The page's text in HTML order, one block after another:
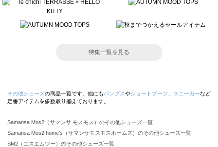
特集一覧を見る
その他シューズの商品一覧です。他にもパンプスやショートブーツ スニーカーなど
定番アイテムを多数取り揃えております。
Samansa Mos2（サマンサ モスモス）のその他シューズ一覧
Samansa Mos2 home's（サマンサモスモスホームズ）のその他シューズ一覧
SM2（エスエムツー）のその他シューズ一覧